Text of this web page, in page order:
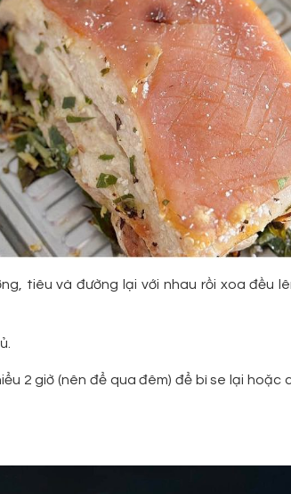
tiêu và đường lại với nhau rồi xoa đều
2 giờ (nên để qua đêm) để bì se lại hoặc